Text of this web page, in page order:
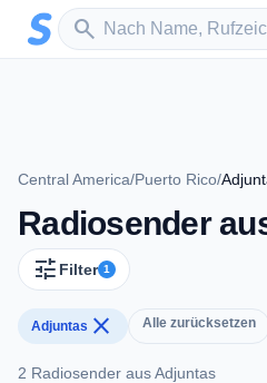
Zum Hauptinhalt springen
search
Sender suchen
Central America/Puerto Rico/
Radiosender
tune Filter 1
Adjuntas close Alle zurücksetzen
2 Radiosender aus Adjuntas